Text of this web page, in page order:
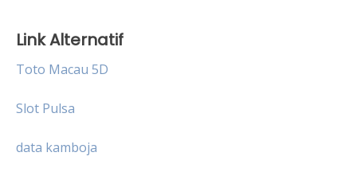
Link Alternatif
Toto Macau 5D
Slot Pulsa
data kamboja